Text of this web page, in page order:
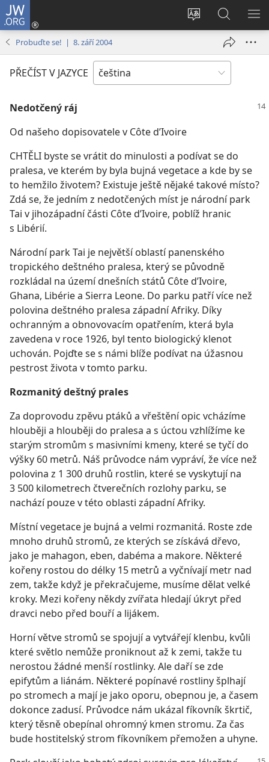
JW.ORG
Změnit
stránek
Přihlásit
se
okno)
Hledat
na
JW.ORG
Probuďte se! | 8. září 2004
PŘEČÍST V JAZYCE
Nedotčený ráj
Od našeho dopisovatele v Côte d’Ivoire
CHTĚLI byste se vrátit do minulosti a podívat se do
pralesa, ve kterém by byla bujná vegetace a kde by se
to hemžilo životem? Existuje ještě nějaké takové místo?
Zdá se, že jedním z nedotčených míst je národní park
Tai v jihozápadní části Côte d’Ivoire, poblíž hranic
s Libérií.
Národní park Tai je největší oblastí panenského
tropického deštného pralesa, který se původně
rozkládal na území dnešních států Côte d’Ivoire,
Ghana, Libérie a Sierra Leone. Do parku patří více než
polovina deštného pralesa západní Afriky. Díky
ochranným a obnovovacím opatřením, která byla
zavedena v roce 1926, byl tento biologický klenot
uchován. Pojďte se s námi blíže podívat na úžasnou
pestrost života v tomto parku.
Rozmanitý deštný prales
Za doprovodu zpěvu ptáků a vřeštění opic vcházíme
hlouběji a hlouběji do pralesa a s úctou vzhlížíme ke
starým stromům s masivními kmeny, které se tyčí do
výšky 60 metrů. Náš průvodce nám vypráví, že více než
polovina z 1 300 druhů rostlin, které se vyskytují na
3 500 kilometrech čtverečních rozlohy parku, se
nachází pouze v této oblasti západní Afriky.
Místní vegetace je bujná a velmi rozmanitá. Roste zde
mnoho druhů stromů, ze kterých se získává dřevo,
jako je mahagon, eben, dabéma a makore. Některé
kořeny rostou do délky 15 metrů a vyčnívají metr nad
zem, takže když je překračujeme, musíme dělat velké
kroky. Mezi kořeny někdy zvířata hledají úkryt před
dravci nebo před bouří a lijákem.
Horní větve stromů se spojují a vytvářejí klenbu, kvůli
které světlo nemůže proniknout až k zemi, takže tu
nerostou žádné menší rostlinky. Ale daří se zde
epifytům a liánám. Některé popínavé rostliny šplhají
po stromech a mají je jako oporu, obepnou je, a časem
dokonce zadusí. Průvodce nám ukázal fíkovník škrtič,
který těsně obepínal ohromný kmen stromu. Za čas
bude hostitelský strom fíkovníkem přemožen a uhyne.